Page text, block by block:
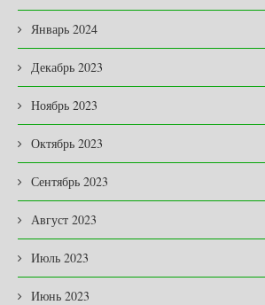
Январь 2024
Декабрь 2023
Ноябрь 2023
Октябрь 2023
Сентябрь 2023
Август 2023
Июль 2023
Июнь 2023